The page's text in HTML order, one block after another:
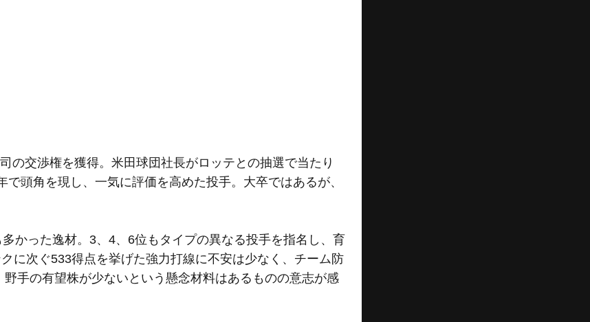
交渉権を獲得。米田球団社長がロッテとの抽選で当たり
頭角を現し、一気に評価を高めた投手。大卒ではあるが、
かった逸材。3、4、6位もタイプの異なる投手を指名し、育
に次ぐ533得点を挙げた強力打線に不安は少なく、チーム防
手の有望株が少ないという懸念材料はあるものの意志が感